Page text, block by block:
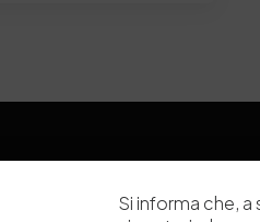
Si informa che, a